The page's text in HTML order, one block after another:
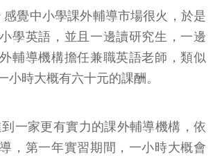
感覺中小學課外輔導市場很火，於是
學英語，並且一邊讀研究生，一邊
輔導機構擔任兼職英語老師，類似
小時大概有六十元的課酬。
一家更有實力的課外輔導機構，依
，第一年實習期間，一小時大概會